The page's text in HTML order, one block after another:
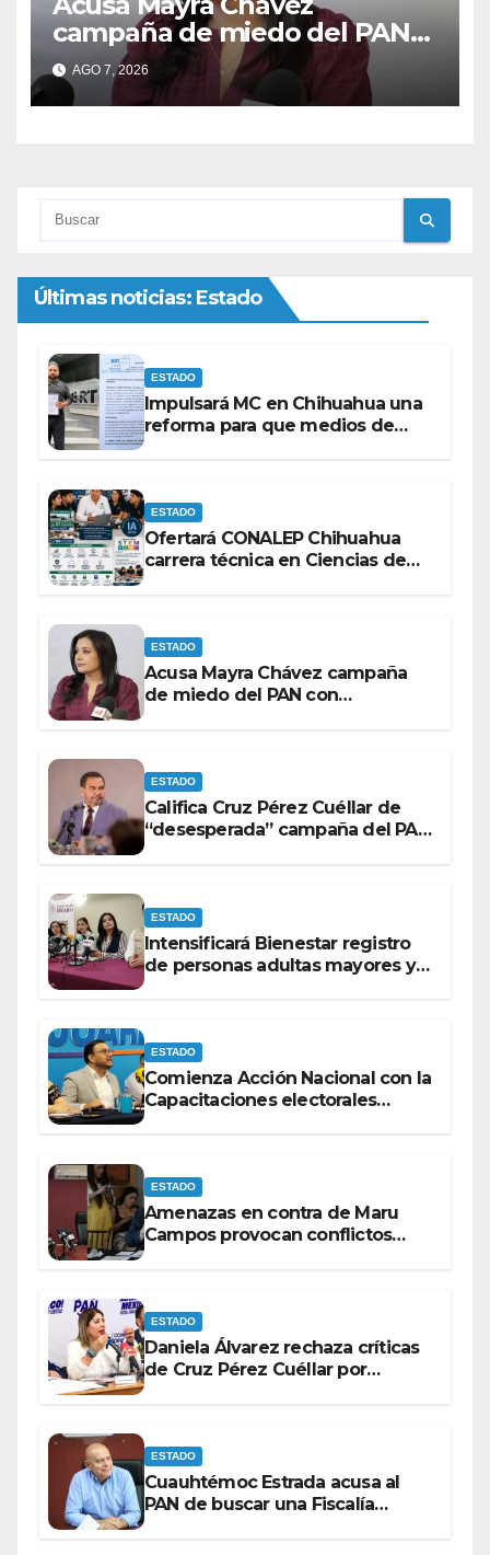
campaña de miedo del PAN
con espectaculares contra
Morena
AGO 7, 2026
Últimas noticias: Estado
ESTADO
Impulsará MC en Chihuahua una
reforma para que medios de
ESTADO
Ofertará CONALEP Chihuahua
carrera técnica en Ciencias de
ESTADO
Acusa Mayra Chávez campaña
de miedo del PAN con
ESTADO
Califica Cruz Pérez Cuéllar de
“desesperada” campaña del PAN
ESTADO
Intensificará Bienestar registro
de personas adultas mayores y
ESTADO
Comienza Acción Nacional con la
Capacitaciones electorales
ESTADO
Amenazas en contra de Maru
Campos provocan conflictos
ESTADO
Daniela Álvarez rechaza críticas
de Cruz Pérez Cuéllar por
ESTADO
Cuauhtémoc Estrada acusa al
PAN de buscar una Fiscalía